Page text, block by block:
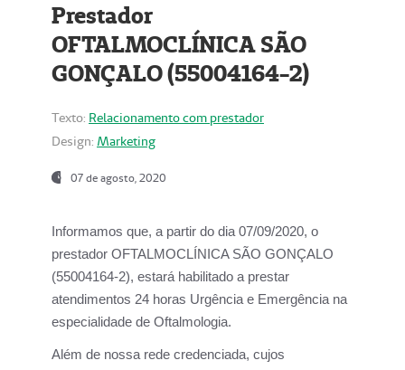
Prestador
OFTALMOCLÍNICA SÃO
GONÇALO (55004164-2)
Texto: Relacionamento com prestador
Design: Marketing
07 de agosto, 2020
Informamos que, a partir do dia07/09/2020, o
prestador OFTALMOCLÍNICA SÃO GONÇALO
(55004164-2), estará habilitado a prestar
atendimentos 24 horas Urgência e Emergência na
especialidade de Oftalmologia.
Além de nossa rede credenciada, cujos